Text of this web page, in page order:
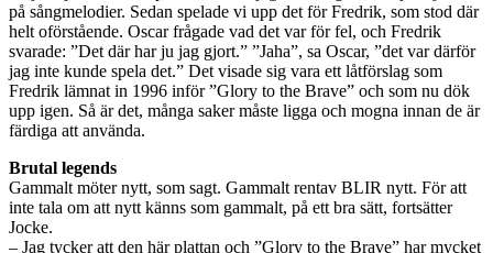
på sångmelodier. Sedan spelade vi upp det för Fredrik, som stod där
helt oförstående. Oscar frågade vad det var för fel, och Fredrik
svarade: ”Det där har ju jag gjort.” ”Jaha”, sa Oscar, ”det var därför
jag inte kunde spela det.” Det visade sig vara ett låtförslag som
Fredrik lämnat in 1996 inför ”Glory to the Brave” och som nu dök
upp igen. Så är det, många saker måste ligga och mogna innan de är
färdiga att använda.
Brutal legends
Gammalt möter nytt, som sagt. Gammalt rentav BLIR nytt. För att
inte tala om att nytt känns som gammalt, på ett bra sätt, fortsätter
Jocke.
– Jag tycker att den här plattan och ”Glory to the Brave” har mycket